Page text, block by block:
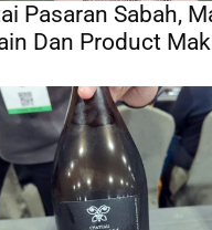
Pasaran Sabah,
Dan Product